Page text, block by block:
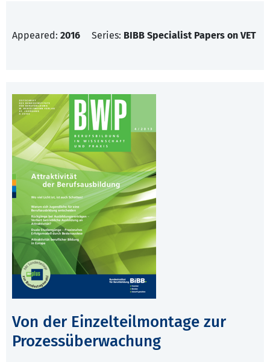
Appeared: 2016 Series: BIBB Specialist Papers on VET
Von der Einzelteilmontage zur
Prozessüberwachung